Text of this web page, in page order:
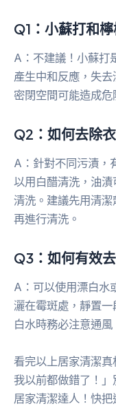
Q1：小蘇打和
A：不建議！小蘇打
產生中和反應，失
密閉空間可能造成危
Q2：如何去除
A：針對不同污漬，
以用白醋清洗，油
清洗。建議先用清
再進行清洗。
Q3：如何有效
A：可以使用漂白水
灑在霉斑處，靜置
白水時務必注意通
看完以上居家清潔
我以前都做錯了！
居家清潔達人！快